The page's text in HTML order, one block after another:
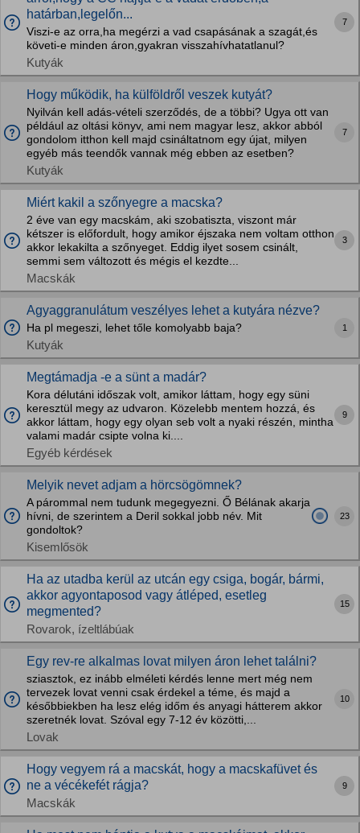
határban,legelőn...
Viszi-e az orra,ha megérzi a vad csapásának a szagát,és
követi-e minden áron,gyakran visszahívhatatlanul?
Kutyák
7
Hogy működik, ha külföldről veszek kutyát?
Nyilván kell adás-vételi szerződés, de a többi? Ugya ott van
például az oltási könyv, ami nem magyar lesz, akkor abból
gondolom itthon kell majd csináltatnom egy újat, milyen
egyéb más teendők vannak még ebben az esetben?
Kutyák
7
Miért kakil a szőnyegre a macska?
2 éve van egy macskám, aki szobatiszta, viszont már
kétszer is előfordult, hogy amikor éjszaka nem voltam otthon
akkor lekakilta a szőnyeget. Eddig ilyet sosem csinált,
semmi sem változott és mégis el kezdte...
Macskák
3
Agyaggranulátum veszélyes lehet a kutyára nézve?
Ha pl megeszi, lehet tőle komolyabb baja?
Kutyák
1
Megtámadja -e a sünt a madár?
Kora délutáni időszak volt, amikor láttam, hogy egy süni
keresztül megy az udvaron. Közelebb mentem hozzá, és
akkor láttam, hogy egy olyan seb volt a nyaki részén, mintha
valami madár csipte volna ki....
Egyéb kérdések
9
Melyik nevet adjam a hörcsögömnek?
A párommal nem tudunk megegyezni. Ő Bélának akarja
hívni, de szerintem a Deril sokkal jobb név. Mit
gondoltok?
Kisemlősök
23
Ha az utadba kerül az utcán egy csiga, bogár, bármi,
akkor agyontaposod vagy átléped, esetleg
megmented?
Rovarok, ízeltlábúak
15
Egy rev-re alkalmas lovat milyen áron lehet találni?
sziasztok, ez inább elméleti kérdés lenne mert még nem
tervezek lovat venni csak érdekel a téme, és majd a
későbbiekben ha lesz elég időm és anyagi hátterem akkor
szeretnék lovat. Szóval egy 7-12 év közötti,...
Lovak
10
Hogy vegyem rá a macskát, hogy a macskafüvet és
ne a vécékefét rágja?
Macskák
9